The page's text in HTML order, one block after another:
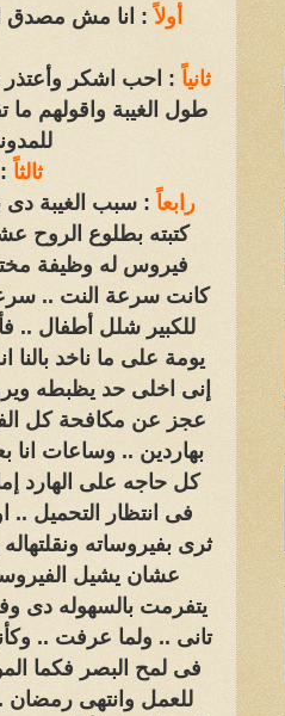
أولاً: انا مش مصدق
ثانياً : احب اشكر وأعتذر
طول الغيبة واقولهم
ثالثاً
رابعاً : سبب الغيبة دى
كتبته بطلوع الروح
فيروس له وظيفة
كانت سرعة النت ..
للكبير شلل أطفال ..
يومة على ما ناخد بالنا
إنى اخلى حد يظبطه
عجز عن مكافحة كل
بهاردين .. وساعات انا
كل حاجه على الهارد
فى انتظار التحميل ..
ثرى بفيروساته
عشان يشيل
يتفرمت بالسهوله دى
تانى .. ولما عرفت ..
فى لمح البصر فكما
للعمل وانتهى رمضان